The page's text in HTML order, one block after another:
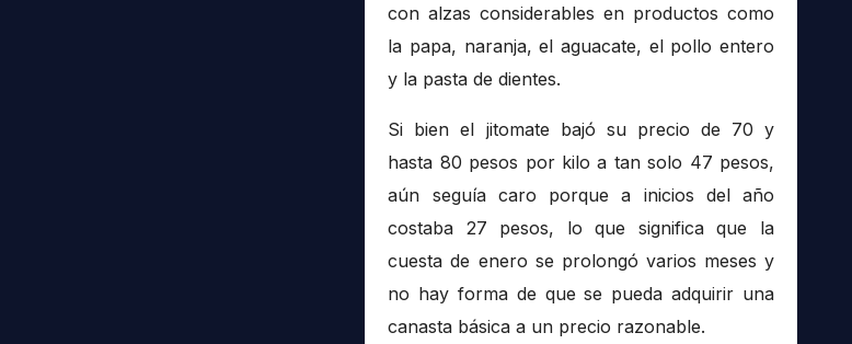
con alzas considerables en productos como
la papa, naranja, el aguacate, el pollo entero
y la pasta de dientes.
Si bien el jitomate bajó su precio de 70 y
hasta 80 pesos por kilo a tan solo 47 pesos,
aún seguía caro porque a inicios del año
costaba 27 pesos, lo que significa que la
cuesta de enero se prolongó varios meses y
no hay forma de que se pueda adquirir una
canasta básica a un precio razonable.